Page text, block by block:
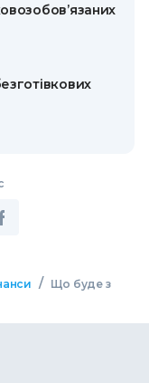
/
Що буде з